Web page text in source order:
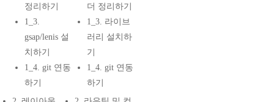
정리하기
1_3.
gsap/lenis 설
치하기
1_4. git 연동
하기
더 정리하기
1_3. 라이브
러리 설치하
기
1_4. git 연동
하기